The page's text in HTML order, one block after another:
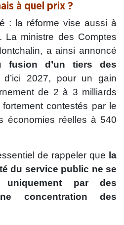
à quel prix ?
: la réforme vise aussi à
La ministre des Comptes
a ainsi annoncé
fusion d’un tiers des
d’ici 2027, pour un gain
de 2 à 3 milliards
fortement contestés par le
économies réelles à 540
de rappeler que la
du service public ne se
uniquement par des
concentration des